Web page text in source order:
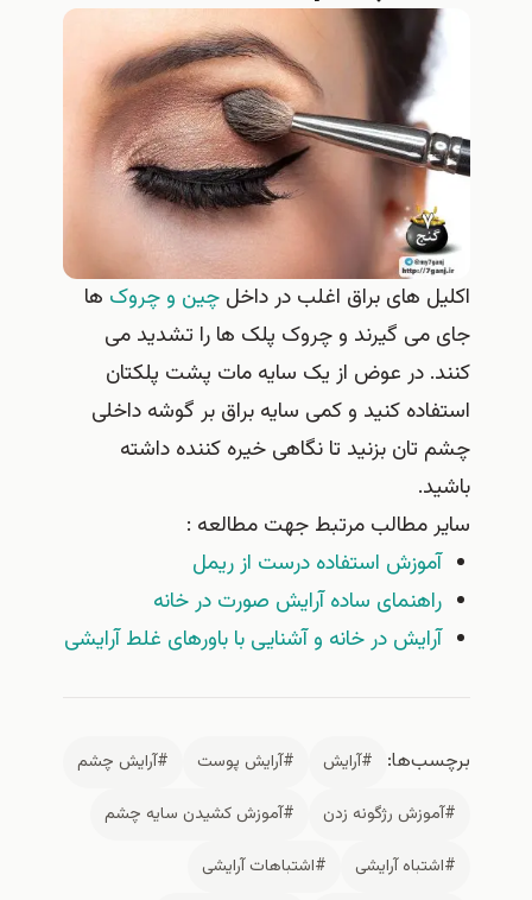
اکلیل های براق اغلب در داخلچین و چروک ها
جای می گیرند و چروک پلک ها را تشدید می
کنند. در عوض از یک سایه مات پشت پلکتان
استفاده کنید و کمی سایه براق بر گوشه داخلی
چشم تان بزنید تا نگاهی خیره کننده داشته
باشید.
سایر مطالب مرتبط جهت مطالعه :
آموزش استفاده درست از ریمل
راهنمای ساده آرایش صورت در خانه
آرایش در خانه و آشنایی با باورهای غلط آرایشی
برچسب‌ها: #آرایش #آرایش پوست
#آرایش چشم
#آموزش رژگونه زدن
#آموزش کشیدن سایه چشم
#اشتباه آرایشی
#اشتباهات آرایشی